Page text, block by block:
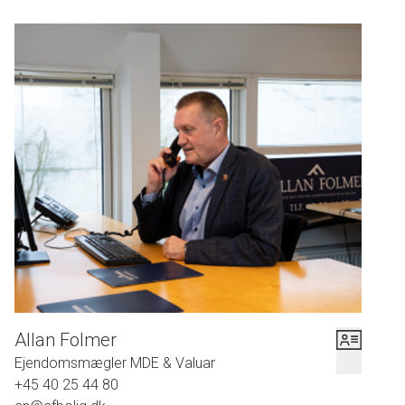
udsigt over åbne marker.
Huset ligger få minutters kørsel fra Hårlev, hvor både skole, daginstitutioner,
indkøb og togforbindelse til Køge bland andet findes. I har desuden
golfbane, Tryggevælde Å og vidstrakte marker, som de perfekte rammer for
smukke spadsereture gennem hele året.
Boligen er p.t. udlejet til den 01.07.2022 til kr. 6.000,- + forbrug
og hvor lejeren fraflytter ejendommen. Ejendommen trænger til
en renovering af enkelte rum.
Allan Folmer
Ejendomsmægler MDE & Valuar
+45 40 25 44 80